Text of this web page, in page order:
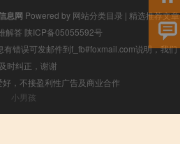
息网 Powered by 网站分类目录 | 精选推荐文章
解答 陕ICP备05055592号
错误可发邮件到f_fb#foxmail.com说明，我们
时纠正，谢谢
，不接盈利性广告及商业合作
小男孩